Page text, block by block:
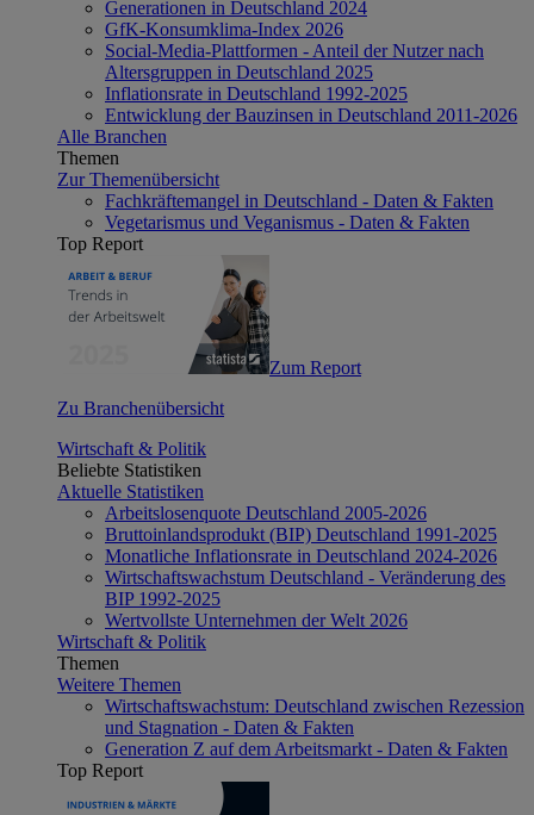
Generationen in Deutschland 2024
GfK-Konsumklima-Index 2026
Social-Media-Plattformen - Anteil der Nutzer nach
Altersgruppen in Deutschland 2025
Inflationsrate in Deutschland 1992-2025
Entwicklung der Bauzinsen in Deutschland 2011-2026
Alle Branchen
Themen
Zur Themenübersicht
Fachkräftemangel in Deutschland - Daten & Fakten
Vegetarismus und Veganismus - Daten & Fakten
Top Report
Zum Report
Zu Branchenübersicht
Wirtschaft & Politik
Beliebte Statistiken
Aktuelle Statistiken
Arbeitslosenquote Deutschland 2005-2026
Bruttoinlandsprodukt (BIP) Deutschland 1991-2025
Monatliche Inflationsrate in Deutschland 2024-2026
Wirtschaftswachstum Deutschland - Veränderung des
BIP 1992-2025
Wertvollste Unternehmen der Welt 2026
Wirtschaft & Politik
Themen
Weitere Themen
Wirtschaftswachstum: Deutschland zwischen Rezession
und Stagnation - Daten & Fakten
Generation Z auf dem Arbeitsmarkt - Daten & Fakten
Top Report